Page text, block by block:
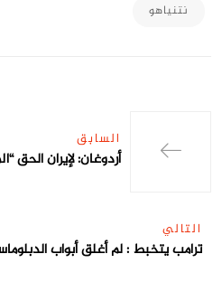
نتنياهو
السابق
أردوغان: لإيران الحق
التالي
ترامب يتخبط : لم أغلق أبواب